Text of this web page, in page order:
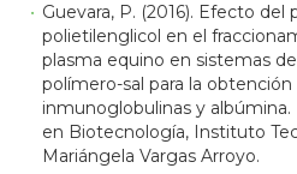
Guevara, P. (2016). Efecto del
polietilenglicol en el
plasma equino en sistemas
polímero-sal para la
inmunoglobulinas y
en Biotecnología, Instituto
Mariángela Vargas Arroyo.